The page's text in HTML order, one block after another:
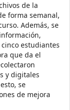
de la
forma semanal,
Además, se
estudiantes
que da el
y digitales
se
de mejora